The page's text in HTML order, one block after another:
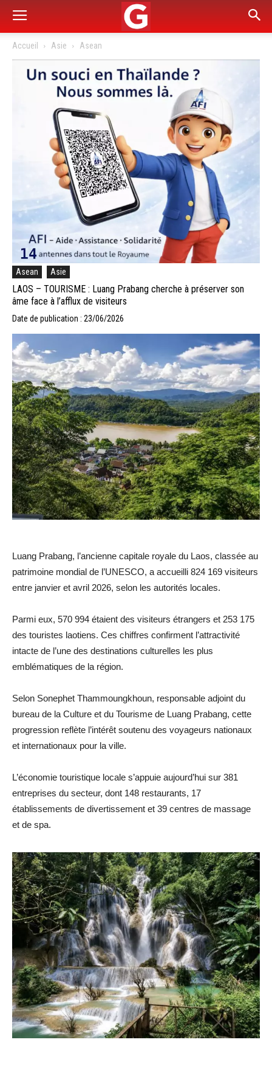
Accueil Asie Asean
Asean Asie
LAOS – TOURISME : Luang Prabang cherche à préserver son
âme face à l’afflux de visiteurs
Date de publication : 23/06/2026
Luang Prabang, l’ancienne capitale royale du Laos, classée au
patrimoine mondial de l’UNESCO, a accueilli 824 169 visiteurs
entre janvier et avril 2026, selon les autorités locales.
Parmi eux, 570 994 étaient des visiteurs étrangers et 253 175
des touristes laotiens. Ces chiffres confirment l’attractivité
intacte de l’une des destinations culturelles les plus
emblématiques de la région.
Selon Sonephet Thammoungkhoun, responsable adjoint du
bureau de la Culture et du Tourisme de Luang Prabang, cette
progression reflète l’intérêt soutenu des voyageurs nationaux
et internationaux pour la ville.
L’économie touristique locale s’appuie aujourd’hui sur 381
entreprises du secteur, dont 148 restaurants, 17
établissements de divertissement et 39 centres de massage
et de spa.